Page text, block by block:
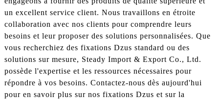
un excellent service client. Nous travaillons en étroite
collaboration avec nos clients pour comprendre leurs
besoins et leur proposer des solutions personnalisées. Que
vous recherchiez des fixations Dzus standard ou des
solutions sur mesure, Steady Import & Export Co., Ltd.
possède l'expertise et les ressources nécessaires pour
répondre à vos besoins. Contactez-nous dès aujourd'hui
pour en savoir plus sur nos fixations Dzus et sur la